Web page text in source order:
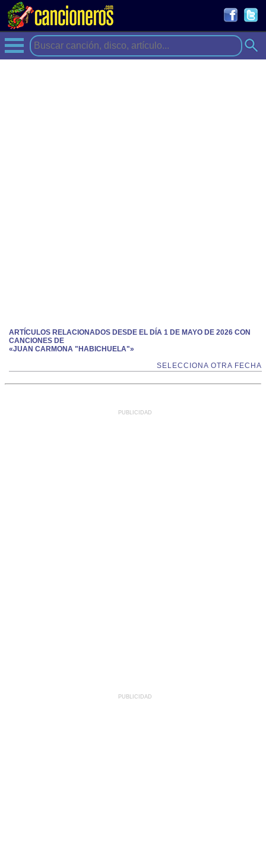
ARTÍCULOS RELACIONADOS DESDE EL DÍA 1 DE MAYO DE 2026 CON
CANCIONES DE
«JUAN CARMONA "HABICHUELA"»
SELECCIONA OTRA FECHA
PUBLICIDAD
PUBLICIDAD